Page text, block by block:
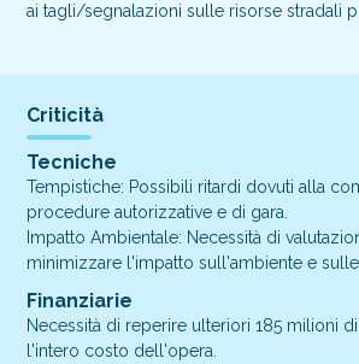
ai tagli/segnalazioni sulle risorse stradali
Criticità
Tecniche
Tempistiche: Possibili ritardi dovuti alla
procedure autorizzative e di gara.
Impatto Ambientale: Necessità di
minimizzare l'impatto sull'ambiente e
Finanziarie
Necessità di reperire ulteriori 185 milioni
l'intero costo dell'opera.